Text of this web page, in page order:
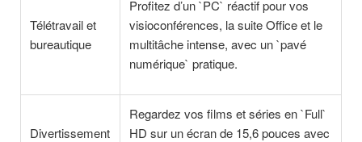
Télétravail et
bureautique
Profitez d’un `PC` réactif pour vos
visioconférences, la suite Office et le
multitâche intense, avec un `pavé
numérique` pratique.
Divertissement
Regardez vos films et séries en `Full`
HD sur un écran de 15,6 pouces avec